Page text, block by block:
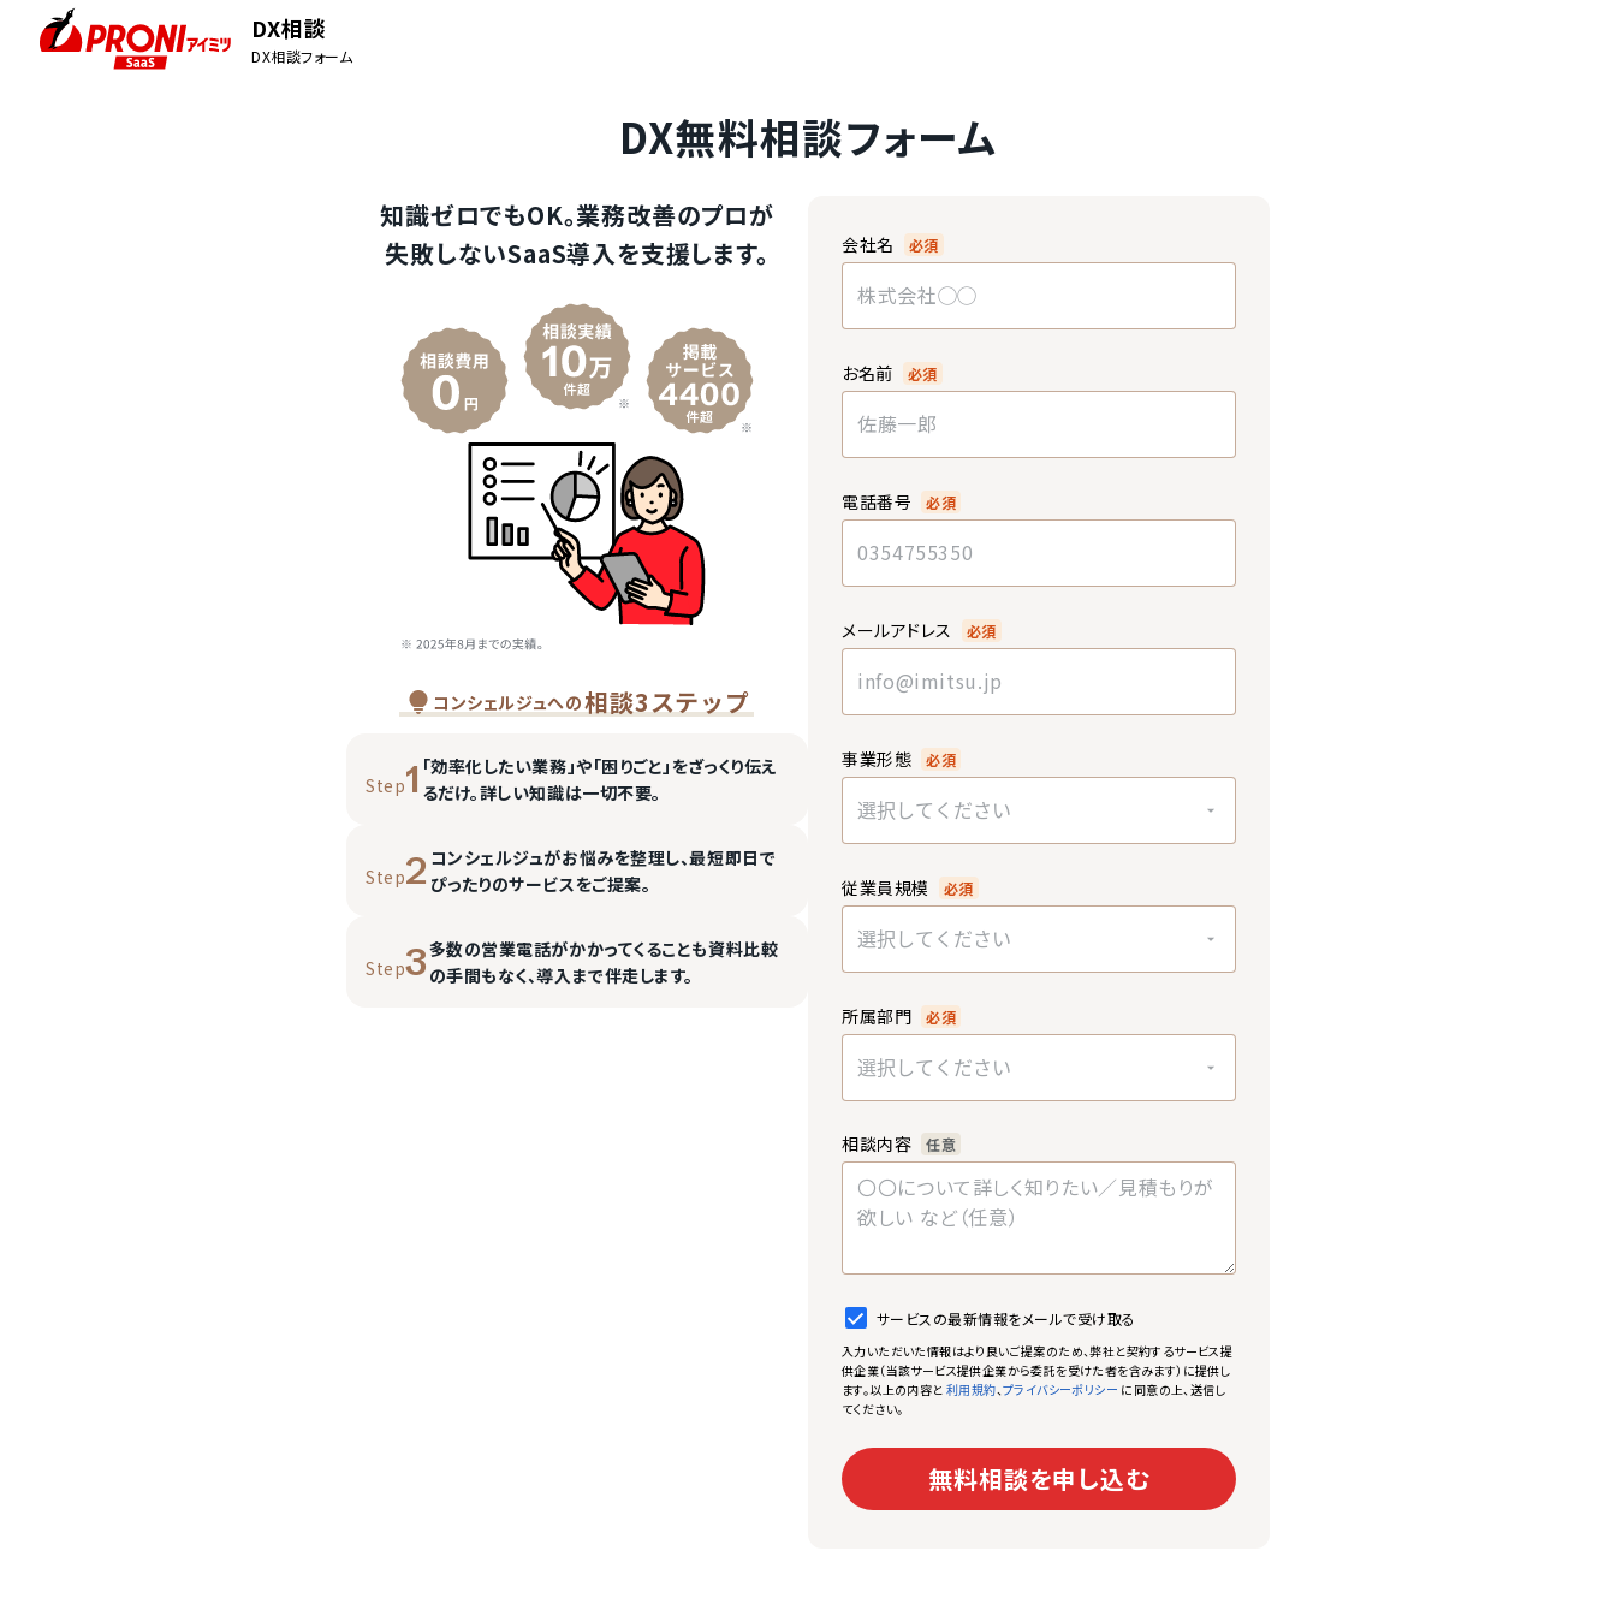
DX相談
DX相談フォーム
DX無料相談フォーム
知識ゼロでもOK。業務改善のプロが
失敗しないSaaS導入を支援します。
コンシェルジュへの相談3ステップ
Step1 「効率化したい業務」や「困りごと」をざっくり伝え
るだけ。詳しい知識は一切不要。
Step2 コンシェルジュがお悩みを整理し、最短即日で
ぴったりのサービスをご提案。
Step3多数の営業電話がかかってくることも資料比較
の手間もなく、導入まで伴走します。
会社名 必須
お名前 必須
電話番号 必須
メールアドレス 必須
事業形態 必須
選択してください
従業員規模 必須
選択してください
所属部門 必須
選択してください
相談内容 任意
サービスの最新情報をメールで受け取る
入力いただいた情報はより良いご提案のため、弊社と契約するサービス提
供企業（当該サービス提供企業から委託を受けた者を含みます）に提供し
ます。以上の内容と利用規約、プライバシーポリシー に同意の上、送信し
てください。
無料相談を申し込む